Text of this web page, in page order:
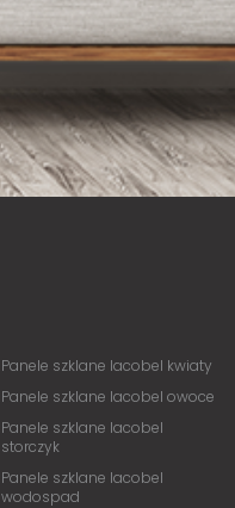
Panele szklane lacobel kwiaty
Panele szklane lacobel owoce
Panele szklane lacobel
storczyk
Panele szklane lacobel
wodospad